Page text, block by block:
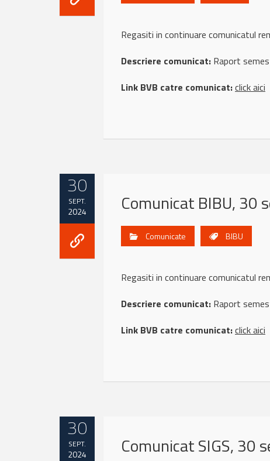
Regasiti in continuare comunicatul
Descriere comunicat: Raport
Link BVB catre comunicat:click aici
30
SEPT.
2024 Comunicat BIBU, 30
Comunicate BIBU
Regasiti in continuare comunicatul
Descriere comunicat: Raport
Link BVB catre comunicat:click aici
30
SEPT.
2024 Comunicat SIGS, 30